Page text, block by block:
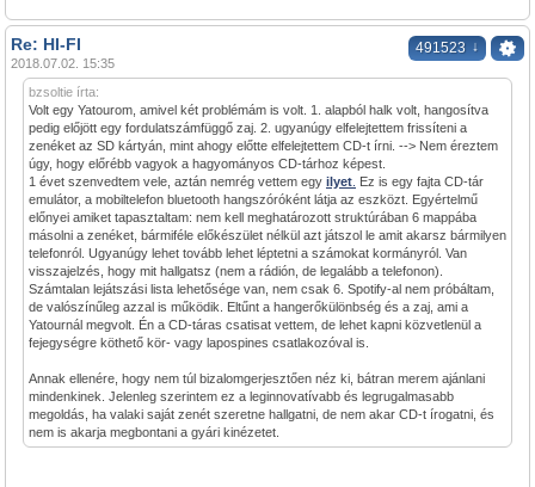
491523 ↓
Re: HI-FI
2018.07.02. 15:35
bzsoltie írta:
Volt egy Yatourom, amivel két problémám is volt. 1. alapból halk volt, hangosítva
pedig előjött egy fordulatszámfüggő zaj. 2. ugyanúgy elfelejtettem frissíteni a
zenéket az SD kártyán, mint ahogy előtte elfelejtettem CD-t írni. --> Nem éreztem
úgy, hogy előrébb vagyok a hagyományos CD-tárhoz képest.
1 évet szenvedtem vele, aztán nemrég vettem egy ilyet
Ez is egy fajta CD-tár
emulátor, a mobiltelefon bluetooth hangszóróként látja az eszközt. Egyértelmű
előnyei amiket tapasztaltam: nem kell meghatározott struktúrában 6 mappába
másolni a zenéket, bármiféle előkészület nélkül azt játszol le amit akarsz bármilyen
telefonról. Ugyanúgy lehet tovább lehet léptetni a számokat kormányról. Van
visszajelzés, hogy mit hallgatsz (nem a rádión, de legalább a telefonon).
Számtalan lejátszási lista lehetősége van, nem csak 6. Spotify-al nem próbáltam,
de valószínűleg azzal is működik. Eltűnt a hangerőkülönbség és a zaj, ami a
Yatournál megvolt. Én a CD-táras csatisat vettem, de lehet kapni közvetlenül a
fejegységre köthető kör- vagy lapospines csatlakozóval is.
Annak ellenére, hogy nem túl bizalomgerjesztően néz ki, bátran merem ajánlani
mindenkinek. Jelenleg szerintem ez a leginnovatívabb és legrugalmasabb
megoldás, ha valaki saját zenét szeretne hallgatni, de nem akar CD-t írogatni, és
nem is akarja megbontani a gyári kinézetet.